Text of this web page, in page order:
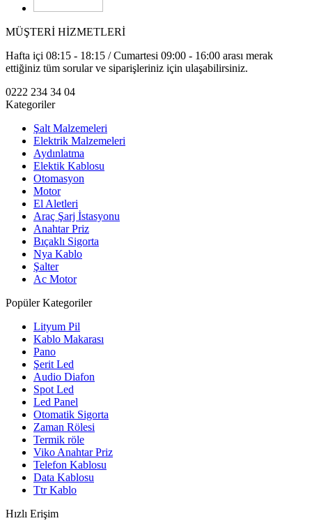
MÜŞTERİ HİZMETLERİ
Hafta içi 08:15 - 18:15 / Cumartesi 09:00 - 16:00 arası merak
ettiğiniz tüm sorular ve siparişleriniz için ulaşabilirsiniz.
0222 234 34 04
Kategoriler
Şalt Malzemeleri
Elektrik Malzemeleri
Aydınlatma
Elektik Kablosu
Otomasyon
Motor
El Aletleri
Araç Şarj İstasyonu
Anahtar Priz
Bıçaklı Sigorta
Nya Kablo
Şalter
Ac Motor
Popüler Kategoriler
Lityum Pil
Kablo Makarası
Pano
Şerit Led
Audio Diafon
Spot Led
Led Panel
Otomatik Sigorta
Zaman Rölesi
Termik röle
Viko Anahtar Priz
Telefon Kablosu
Data Kablosu
Ttr Kablo
Hızlı Erişim